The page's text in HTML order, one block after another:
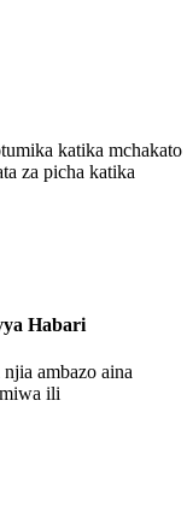
katika mchakato
za picha katika
Habari
ambazo aina
ili